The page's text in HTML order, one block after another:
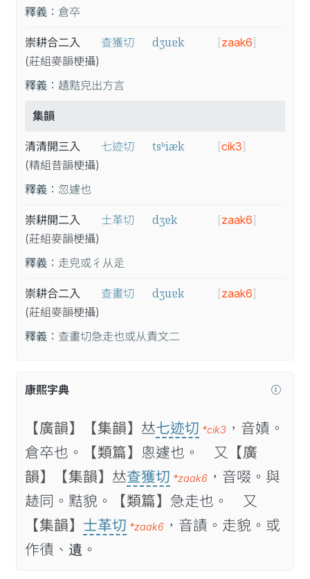
釋義： 倉卒
崇耕合二入
(莊組麥韻梗攝)
查獲切 dʒuɐk [zaak6]
釋義： 䟄黠皃出方言
集韻
清清開三入
(精組昔韻梗攝)
七迹切 tsʰiæk [cik3]
釋義： 忽遽也
崇耕開二入
(莊組麥韻梗攝)
士革切 dʒɐk [zaak6]
釋義： 走皃或彳从辵
崇耕合二入
(莊組麥韻梗攝)
查畫切 dʒuɐk [zaak6]
釋義： 查畫切急走也或从責文二
康熙字典
【廣韻】 【集韻】 𠀤七迹切 *cik3 ，音嫧。
倉卒也。
【類篇】 悤遽也。 又
【廣
韻】
【集韻】 𠀤查獲切 *zaak6 ，音啜。與
䞰同。黠貌。
【類篇】 急走也。 又
【集韻】 士革切 *zaak6 ，音謮。走貌。或
作㣱、𨖊。